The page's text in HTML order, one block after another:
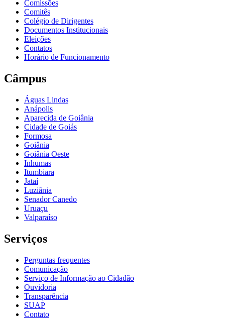
Comissões
Comitês
Colégio de Dirigentes
Documentos Institucionais
Eleições
Contatos
Horário de Funcionamento
Câmpus
Águas Lindas
Anápolis
Aparecida de Goiânia
Cidade de Goiás
Formosa
Goiânia
Goiânia Oeste
Inhumas
Itumbiara
Jataí
Luziânia
Senador Canedo
Uruaçu
Valparaíso
Serviços
Perguntas frequentes
Comunicação
Serviço de Informação ao Cidadão
Ouvidoria
Transparência
SUAP
Contato